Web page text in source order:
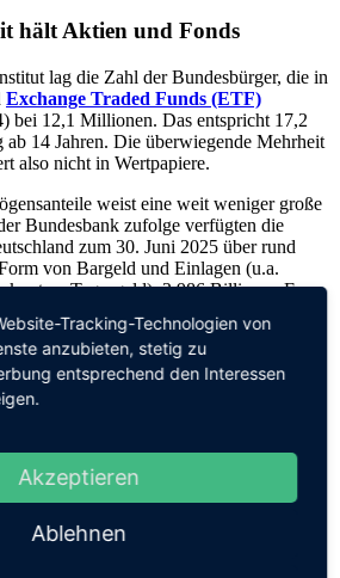
hält Aktien und Fonds
lag die Zahl der Bundesbürger, die in
Exchange Traded Funds (ETF)
bei 12,1 Millionen. Das entspricht 17,2
14 Jahren. Die überwiegende Mehrheit
also nicht in Wertpapiere.
weist eine weit weniger große
Bundesbank zufolge verfügten die
zum 30. Juni 2025 über rund
von Bargeld und Einlagen (u.a.
Tagesgeld). 2,986 Billionen Euro
und sonstigen Anteilsrechten. Ein
ist folglich in den
rund 500 Milliarden Euro
2015, standen rund 2,062 Billionen Euro
1,067 Billionen Euro an Aktien und
hat sich also kräftig Richtung
Tracking-Technologien von
anzubieten, stetig zu
entsprechend den Interessen
Akzeptieren
Ablehnen